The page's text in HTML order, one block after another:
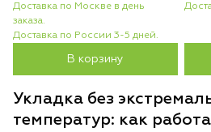
Доставка по Москве в день
заказа.
Доставка по России 3-5 дней.
В корзину
Укладка без
температур: как